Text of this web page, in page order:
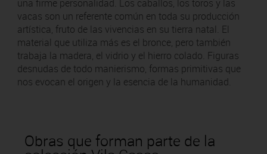
una firme personalidad. Los caballos, los toros y las
vacas son un referente común en toda su producción
artística, fruto de las vivencias en su tierra natal. El
material que utiliza más es el bronce, pero también
trabaja la madera, el vidrio y el hierro colado. Figuras
desnudas de todo manierismo, formas primitivas que
nos evocan el origen y la esencia de la humanidad.
Obras que forman parte de la